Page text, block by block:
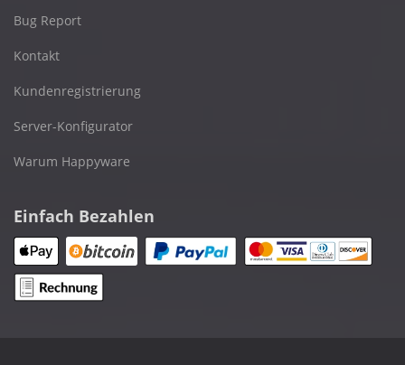
Bug Report
Kontakt
Kundenregistrierung
Server-Konfigurator
Warum Happyware
Einfach Bezahlen